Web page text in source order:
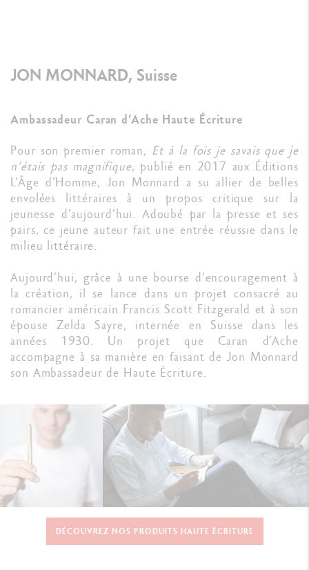
JON MONNARD, Suisse
Ambassadeur Caran d’Ache Haute Écriture
Pour son premier roman, Et à la fois je savais que je
n’étais pas magnifique, publié en 2017 aux Éditions
L’Âge d’Homme, Jon Monnard a su allier de belles
envolées littéraires à un propos critique sur la
jeunesse d’aujourd’hui. Adoubé par la presse et ses
pairs, ce jeune auteur fait une entrée réussie dans le
milieu littéraire.
Aujourd’hui, grâce à une bourse d’encouragement à
la création, il se lance dans un projet consacré au
romancier américain Francis Scott Fitzgerald et à son
épouse Zelda Sayre, internée en Suisse dans les
années 1930. Un projet que Caran d’Ache
accompagne à sa manière en faisant de Jon Monnard
son Ambassadeur de Haute Écriture.
DÉCOUVREZ NOS PRODUITS HAUTE ÉCRITURE